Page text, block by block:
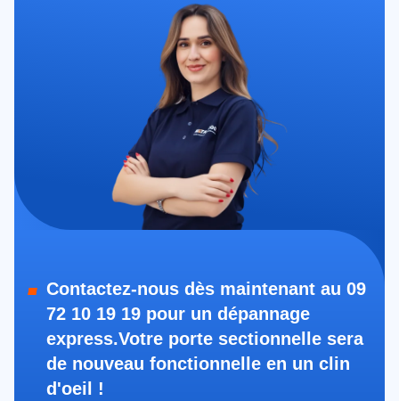
Contactez-nous dès maintenant au 09
72 10 19 19 pour un dépannage
express.Votre porte sectionnelle sera
de nouveau fonctionnelle en un clin
d'oeil !